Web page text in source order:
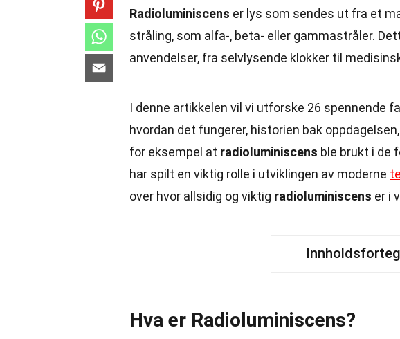
Radioluminiscens er lys som sendes ut fra et
stråling, som alfa-, beta- eller gammastråler.
anvendelser, fra selvlysende klokker til
I denne artikkelen vil vi utforske 26 spennende
hvordan det fungerer, historien bak
for eksempel at radioluminiscens ble brukt i de
har spilt en viktig rolle i utviklingen av moderne
over hvor allsidig og viktig radioluminiscens er i
Hva er Radioluminiscens?